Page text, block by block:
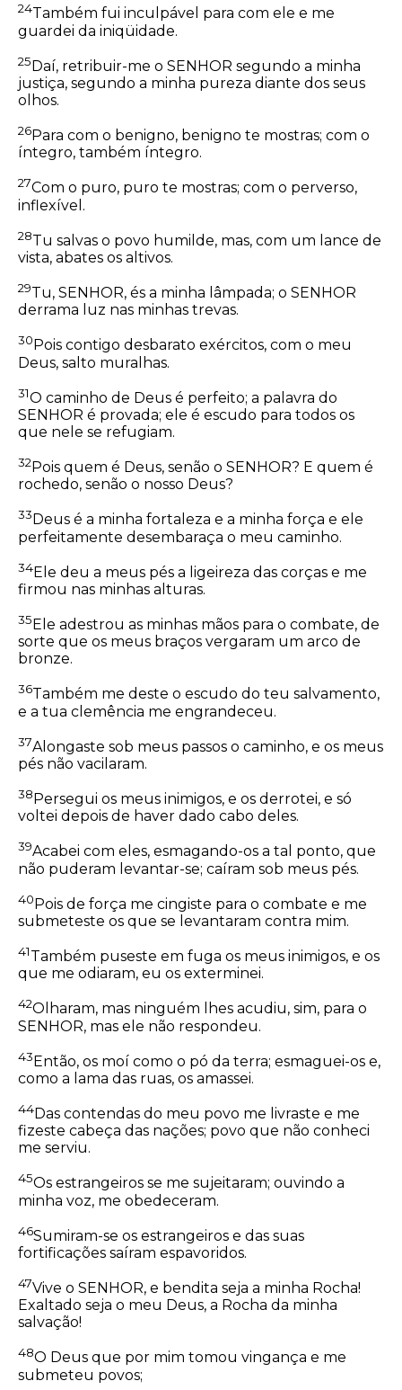
24Também fui inculpável para com ele e me
guardei da iniqüidade.
25Daí, retribuir-me o SENHOR segundo a minha
justiça, segundo a minha pureza diante dos seus
olhos.
26Para com o benigno, benigno te mostras; com o
íntegro, também íntegro.
27Com o puro, puro te mostras; com o perverso,
inflexível.
28Tu salvas o povo humilde, mas, com um lance de
vista, abates os altivos.
29Tu, SENHOR, és a minha lâmpada; o SENHOR
derrama luz nas minhas trevas.
30 Pois contigo desbarato exércitos, com o meu
Deus, salto muralhas.
31O caminho de Deus é perfeito; a palavra do
SENHOR é provada; ele é escudo para todos os
que nele se refugiam.
32 Pois quem é Deus, senão o SENHOR? E quem é
rochedo, senão o nosso Deus?
33 Deus é a minha fortaleza e a minha força e ele
perfeitamente desembaraça o meu caminho.
34Ele deu a meus pés a ligeireza das corças e me
firmou nas minhas alturas.
35 Ele adestrou as minhas mãos para o combate, de
sorte que os meus braços vergaram um arco de
bronze.
36Também me deste o escudo do teu salvamento,
e a tua clemência me engrandeceu.
37Alongaste sob meus passos o caminho, e os meus
pés não vacilaram.
38 Persegui os meus inimigos, e os derrotei, e só
voltei depois de haver dado cabo deles.
39Acabei com eles, esmagando-os a tal ponto, que
não puderam levantar-se; caíram sob meus pés.
40Pois de força me cingiste para o combate e me
submeteste os que se levantaram contra mim.
41Também puseste em fuga os meus inimigos, e os
que me odiaram, eu os exterminei.
42Olharam, mas ninguém lhes acudiu, sim, para o
SENHOR, mas ele não respondeu.
43Então, os moí como o pó da terra; esmaguei-os e,
como a lama das ruas, os amassei.
44Das contendas do meu povo me livraste e me
fizeste cabeça das nações; povo que não conheci
me serviu.
45Os estrangeiros se me sujeitaram; ouvindo a
minha voz, me obedeceram.
46Sumiram-se os estrangeiros e das suas
fortificações saíram espavoridos.
47Vive o SENHOR, e bendita seja a minha Rocha!
Exaltado seja o meu Deus, a Rocha da minha
salvação!
48O Deus que por mim tomou vingança e me
submeteu povos;